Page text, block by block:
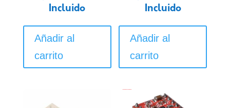
Incluido
Añadir al
carrito
Incluido
Añadir al
carrito